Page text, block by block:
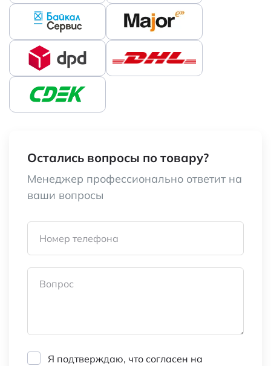
Остались вопросы по товару?
Менеджер профессионально ответит на
ваши вопросы
Номер телефона
Вопрос
Я подтверждаю, что согласен на